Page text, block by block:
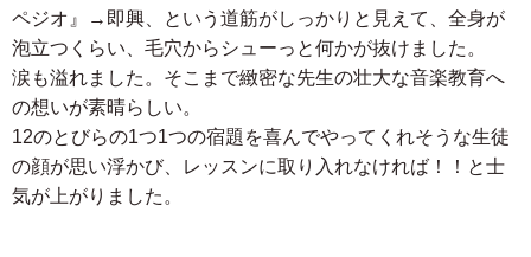
ペジオ』→即興、という道筋がしっかりと見えて、全身が
泡立つくらい、毛穴からシューっと何かが抜けました。
涙も溢れました。そこまで緻密な先生の壮大な音楽教育へ
の想いが素晴らしい。
12のとびらの1つ1つの宿題を喜んでやってくれそうな生徒
の顔が思い浮かび、レッスンに取り入れなければ！！と士
気が上がりました。